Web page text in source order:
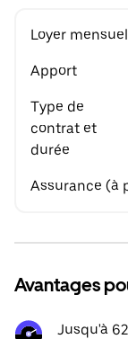
Loyer
Apport
Type de
contrat et
durée
Assurance (à
Avantages
Jusqu'à